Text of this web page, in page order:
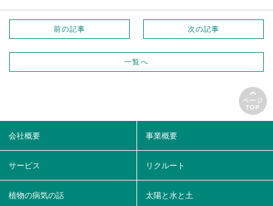
前の記事 次の記事
一覧へ
ページ
TOP
会社概要 事業概要
サービス リクルート
植物の病気の話 太陽と水と土